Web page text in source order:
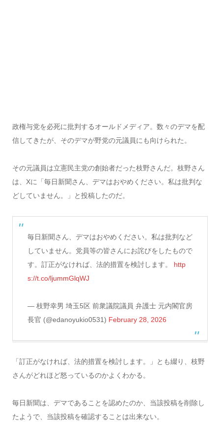
政権与党を必死に批判するオールドメディア。数々のデマを配
信してきたが、そのデマが野党の元議員にも向けられた。
その元議員は立憲民主党の創始者だった枝野さんだ。枝野さん
は、Xに「毎日新聞さん、デマはおやめください。私は批判な
どしていません。」と投稿したのだ。
毎日新聞さん、デマはおやめください。私は批判など
していません。党員等の皆さんにお詫びをしたもので
す。訂正がなければ、法的措置を検討します。 http
s://t.co/ljummGlqWJ
— 枝野幸男 埼玉5区 前衆議院議員 弁護士 元内閣官房
長官 (@edanoyukio0531) February 28, 2026
「訂正がなければ、法的措置を検討します。」とも綴り、枝野
さんがどれほど怒っているのかよくわかる。
毎日新聞は、デマであることを認めたのか、当該投稿を削除し
たようで、当該投稿を確認することは出来ない。